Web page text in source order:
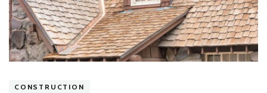
CONSTRUCTION